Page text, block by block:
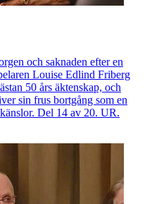
och saknaden efter en
Louise Edlind Friberg
50 års äktenskap, och
sin frus bortgång som en
Del 14 av 20. UR.